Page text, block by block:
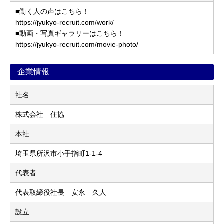
■働く人の声はこちら！
https://jyukyo-recruit.com/work/
■動画・写真ギャラリーはこちら！
https://jyukyo-recruit.com/movie-photo/
企業情報
社名
株式会社 住協
本社
埼玉県所沢市小手指町1-1-4
代表者
代表取締役社長 安永 久人
設立